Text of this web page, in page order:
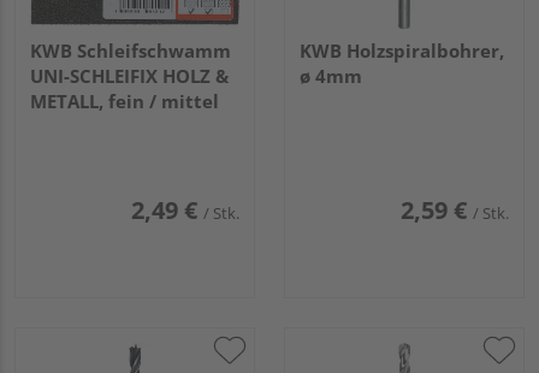
KWB Schleifschwamm
UNI-SCHLEIFIX HOLZ &
METALL, fein / mittel
2,49 € / Stk.
KWB Holzspiralbohrer,
ø 4mm
2,59 € / Stk.